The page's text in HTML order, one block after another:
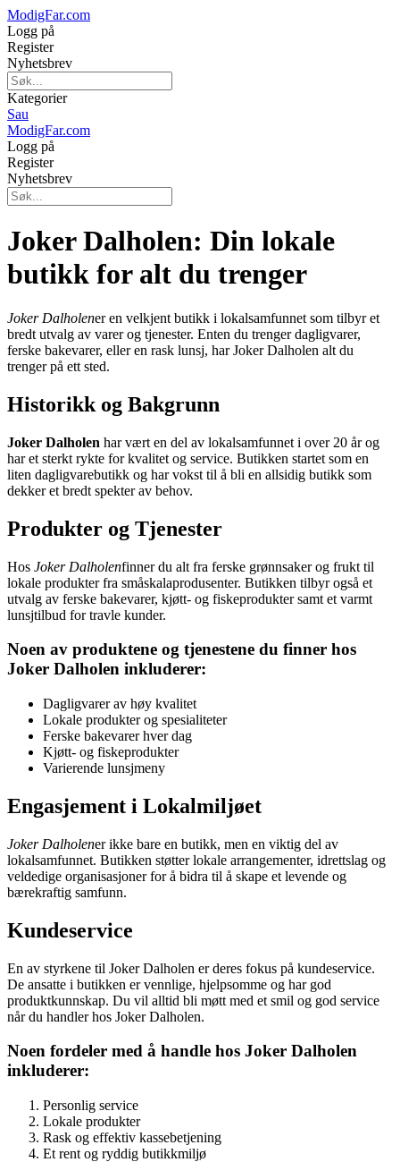
ModigFar.com
Logg på
Register
Nyhetsbrev
Kategorier
Sau
ModigFar.com
Logg på
Register
Nyhetsbrev
Joker Dalholen: Din lokale
butikk for alt du trenger
Joker Dalholener en velkjent butikk i lokalsamfunnet som tilbyr et
bredt utvalg av varer og tjenester. Enten du trenger dagligvarer,
ferske bakevarer, eller en rask lunsj, har Joker Dalholen alt du
trenger på ett sted.
Historikk og Bakgrunn
Joker Dalholen har vært en del av lokalsamfunnet i over 20 år og
har et sterkt rykte for kvalitet og service. Butikken startet som en
liten dagligvarebutikk og har vokst til å bli en allsidig butikk som
dekker et bredt spekter av behov.
Produkter og Tjenester
Hos Joker Dalholenfinner du alt fra ferske grønnsaker og frukt til
lokale produkter fra småskalaprodusenter. Butikken tilbyr også et
utvalg av ferske bakevarer, kjøtt- og fiskeprodukter samt et varmt
lunsjtilbud for travle kunder.
Noen av produktene og tjenestene du finner hos
Joker Dalholen inkluderer:
Dagligvarer av høy kvalitet
Lokale produkter og spesialiteter
Ferske bakevarer hver dag
Kjøtt- og fiskeprodukter
Varierende lunsjmeny
Engasjement i Lokalmiljøet
Joker Dalholener ikke bare en butikk, men en viktig del av
lokalsamfunnet. Butikken støtter lokale arrangementer, idrettslag og
veldedige organisasjoner for å bidra til å skape et levende og
bærekraftig samfunn.
Kundeservice
En av styrkene til Joker Dalholen er deres fokus på kundeservice.
De ansatte i butikken er vennlige, hjelpsomme og har god
produktkunnskap. Du vil alltid bli møtt med et smil og god service
når du handler hos Joker Dalholen.
Noen fordeler med å handle hos Joker Dalholen
inkluderer:
Personlig service
Lokale produkter
Rask og effektiv kassebetjening
Et rent og ryddig butikkmiljø